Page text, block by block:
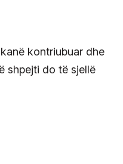
kontriubuar dhe
shpejti do të sjellë